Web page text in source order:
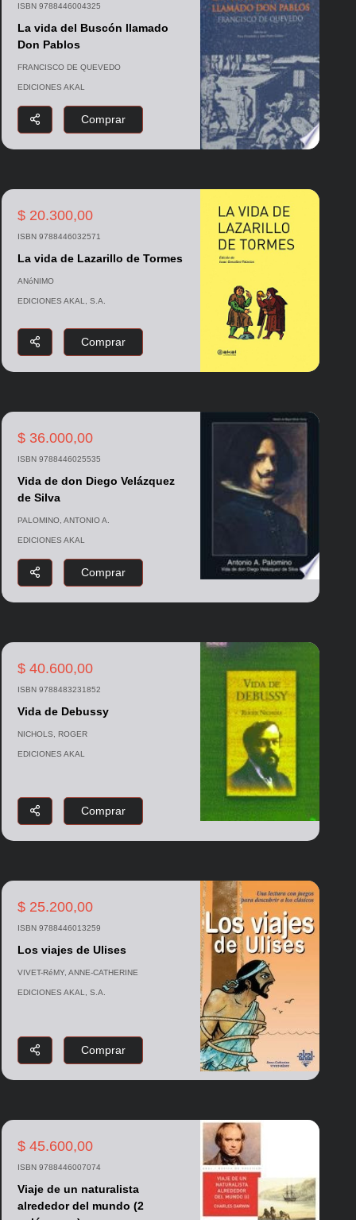
ISBN 9788446004325
La vida del Buscón llamado
Don Pablos
FRANCISCO DE QUEVEDO
EDICIONES AKAL
Comprar
$ 20.300,00
ISBN 9788446032571
La vida de Lazarillo de Tormes
ANóNIMO
EDICIONES AKAL, S.A.
Comprar
$ 36.000,00
ISBN 9788446025535
Vida de don Diego Velázquez
de Silva
PALOMINO, ANTONIO A.
EDICIONES AKAL
Comprar
$ 40.600,00
ISBN 9788483231852
Vida de Debussy
NICHOLS, ROGER
EDICIONES AKAL
Comprar
$ 25.200,00
ISBN 9788446013259
Los viajes de Ulises
VIVET-RéMY, ANNE-CATHERINE
EDICIONES AKAL, S.A.
Comprar
$ 45.600,00
ISBN 9788446007074
Viaje de un naturalista
alrededor del mundo (2